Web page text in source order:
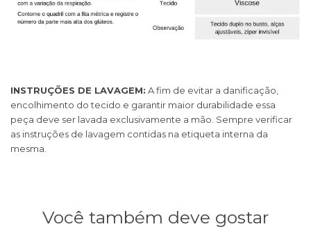
INSTRUÇÕES DE LAVAGEM: A fim de evitar a danificação,
encolhimento do tecido e garantir maior durabilidade essa
peça deve ser lavada exclusivamente a mão. Sempre verificar
as instruções de lavagem contidas na etiqueta interna da
mesma.
Você também deve gostar